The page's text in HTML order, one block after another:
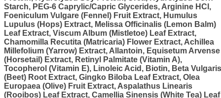
Starch, PEG-6 Caprylic/Capric Glycerides, Arginine HCl,
Foeniculum Vulgare (Fennel) Fruit Extract, Humulus
Lupulus (Hops) Extract, Melissa Officinalis (Lemon Balm)
Leaf Extract, Viscum Album (Mistletoe) Leaf Extract,
Chamomilla Recutita (Matricaria) Flower Extract, Achillea
Millefolium (Yarrow) Extract, Allantoin, Equisetum Arvense
(Horsetail) Extract, Retinyl Palmitate (Vitamin A),
Tocopherol (Vitamin E), Linoleic Acid, Biotin, Beta Vulgaris
(Beet) Root Extract, Gingko Biloba Leaf Extract, Olea
Europaea (Olive) Fruit Extract, Aspalathus Linearis
(Rooibos) Leaf Extract, Camellia Sinensis (White Tea) Leaf